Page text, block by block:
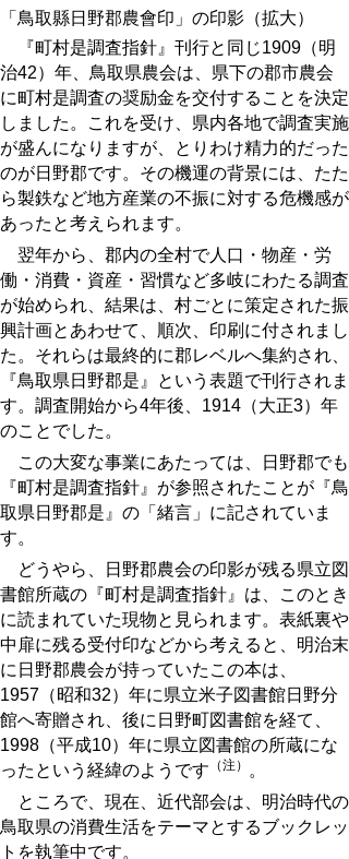
「鳥取縣日野郡農會印」の印影（拡大）
『町村是調査指針』刊行と同じ1909（明
治42）年、鳥取県農会は、県下の郡市農会
に町村是調査の奨励金を交付することを決定
しました。これを受け、県内各地で調査実施
が盛んになりますが、とりわけ精力的だった
のが日野郡です。その機運の背景には、たた
ら製鉄など地方産業の不振に対する危機感が
あったと考えられます。
翌年から、郡内の全村で人口・物産・労
働・消費・資産・習慣など多岐にわたる調査
が始められ、結果は、村ごとに策定された振
興計画とあわせて、順次、印刷に付されまし
た。それらは最終的に郡レベルへ集約され、
『鳥取県日野郡是』という表題で刊行されま
す。調査開始から4年後、1914（大正3）年
のことでした。
この大変な事業にあたっては、日野郡でも
『町村是調査指針』が参照されたことが『鳥
取県日野郡是』の「緒言」に記されていま
す。
どうやら、日野郡農会の印影が残る県立図
書館所蔵の『町村是調査指針』は、このとき
に読まれていた現物と見られます。表紙裏や
中扉に残る受付印などから考えると、明治末
に日野郡農会が持っていたこの本は、
1957（昭和32）年に県立米子図書館日野分
館へ寄贈され、後に日野町図書館を経て、
1998（平成10）年に県立図書館の所蔵にな
ったという経緯のようです （注）
。
ところで、現在、近代部会は、明治時代の
鳥取県の消費生活をテーマとするブックレッ
トを執筆中です。